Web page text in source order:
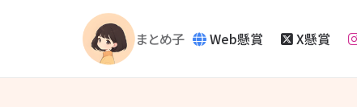
まとめ子 Web懸賞 X懸賞